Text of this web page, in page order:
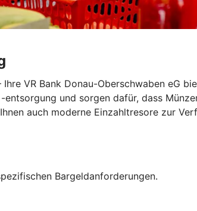
VR Bank Donau-Oberschwaben eG
und sorgen dafür, dass
auch moderne Einzahltresore zur
Bargeldanforderungen.